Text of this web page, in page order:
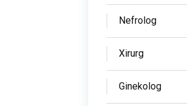
Nefrolog
Xirurg
Ginekolog